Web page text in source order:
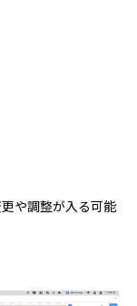
や調整が入る可能